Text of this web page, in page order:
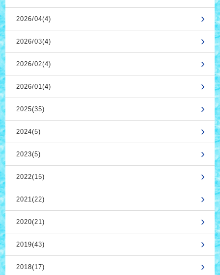
2026/04(4)
2026/03(4)
2026/02(4)
2026/01(4)
2025(35)
2024(5)
2023(5)
2022(15)
2021(22)
2020(21)
2019(43)
2018(17)